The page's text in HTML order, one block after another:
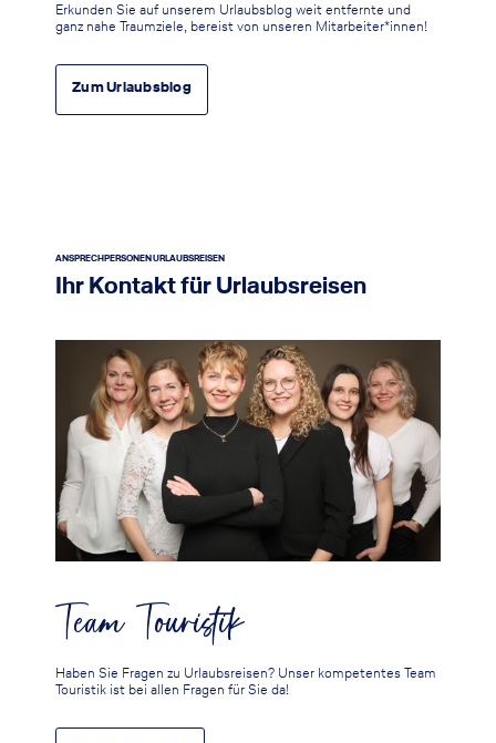
Erkunden Sie auf unserem Urlaubsblog weit entfernte und
ganz nahe Traumziele, bereist von unseren Mitarbeiter*innen!
Zum Urlaubsblog
ANSPRECHPERSONEN URLAUBSREISEN
Ihr Kontakt für Urlaubsreisen
Team Touristik
Haben Sie Fragen zu Urlaubsreisen? Unser kompetentes Team
Touristik ist bei allen Fragen für Sie da!